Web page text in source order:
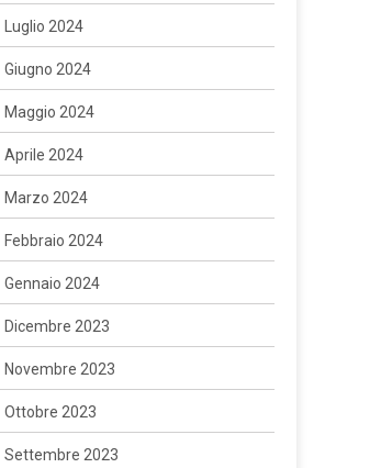
Luglio 2024
Giugno 2024
Maggio 2024
Aprile 2024
Marzo 2024
Febbraio 2024
Gennaio 2024
Dicembre 2023
Novembre 2023
Ottobre 2023
Settembre 2023